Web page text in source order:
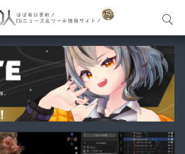
サイト内検索